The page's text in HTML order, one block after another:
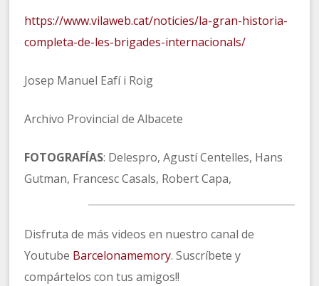
https://www.vilaweb.cat/noticies/la-gran-historia-
completa-de-les-brigades-internacionals/
Josep Manuel Eafí i Roig
Archivo Provincial de Albacete
FOTOGRAFÍAS: Delespro, Agustí Centelles, Hans
Gutman, Francesc Casals, Robert Capa,
Disfruta de más videos en nuestro canal de
Youtube Barcelonamemory. Suscríbete y
compártelos con tus amigos!!